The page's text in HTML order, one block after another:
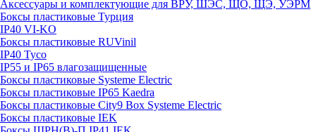
Аксессуары и комплектующие для ВРУ, ШЭС, ЩО, ЩЭ, УЭРМ
Боксы пластиковые Турция
IP40 VI-KO
Боксы пластиковые RUVinil
IP40 Тусо
IP55 и IP65 влагозащищенные
Боксы пластиковые Systeme Electric
Боксы пластиковые IP65 Kaedra
Боксы пластиковые City9 Box Systeme Electric
Боксы пластиковые IEK